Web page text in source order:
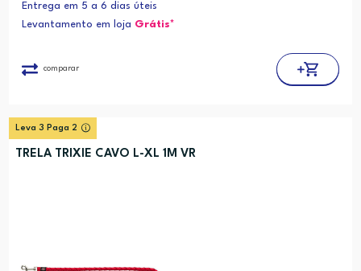
Entrega em 5 a 6 dias úteis
Levantamento em loja Grátis*
comparar
Leva 3 Paga 2
TRELA TRIXIE CAVO L-XL 1M VR